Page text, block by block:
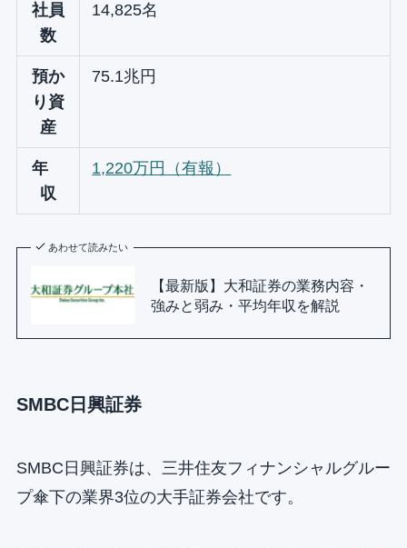
社員
数
14,825名
預か
り資
産
75.1兆円
年
収
1,220万円（有報）
あわせて読みたい
【最新版】大和証券の業務内容・
強みと弱み・平均年収を解説
SMBC日興証券
SMBC日興証券は、三井住友フィナンシャルグルー
プ傘下の業界3位の大手証券会社です。